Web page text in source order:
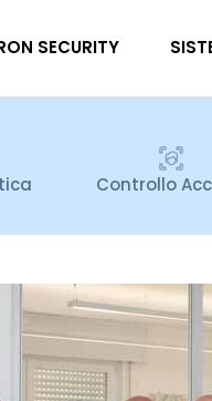
SECURITY
Controllo